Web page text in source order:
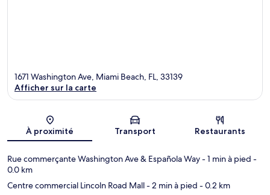
Carte
1671 Washington Ave, Miami Beach, FL, 33139
Afficher sur la carte
À proximité Transport Restaurants
Rue commerçante Washington Ave & Española Way- 1 min à pied -
0.0 km
Centre commercial Lincoln Road Mall- 2 min à pied - 0.2 km